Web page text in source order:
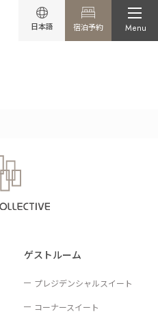
日本語 宿泊予約 Menu
ゲストルーム
プレジデンシャルスイート
コーナースイート